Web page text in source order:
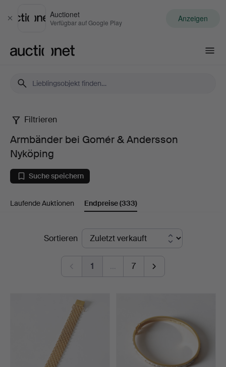
Schließen
Auctionet
Verfügbar auf Google Play Anzeigen
Armbänder
bei
Gomér
Nyköping
Filtrieren
Armbänder bei Gomér & Andersson
Nyköping
Suche speichern
Laufende Auktionen Endpreise(333)
EndpreiseSortieren
1 … 7